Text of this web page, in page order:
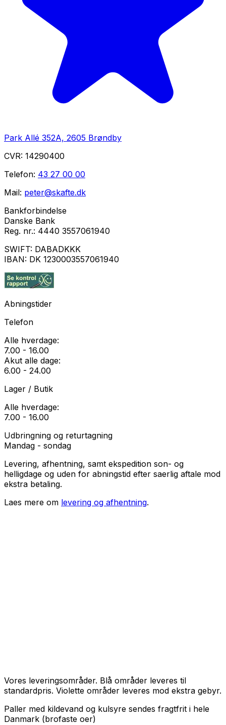
Park Allé 352A, 2605 Brøndby
CVR: 14290400
Telefon: 43 27 00 00
Mail: peter@skafte.dk
Bankforbindelse
Danske Bank
Reg. nr.: 4440 3557061940
SWIFT: DABADKKK
IBAN: DK 1230003557061940
Abningstider
Telefon
Alle hverdage:
7.00 - 16.00
Akut alle dage:
6.00 - 24.00
Lager / Butik
Alle hverdage:
7.00 - 16.00
Udbringning og returtagning
Mandag - sondag
Levering, afhentning, samt ekspedition son- og
helligdage og uden for abningstid efter saerlig aftale mod
ekstra betaling.
Laes mere om levering og afhentning.
Vores leveringsområder. Blå områder leveres til
standardpris. Violette områder leveres mod ekstra gebyr.
Paller med kildevand og kulsyre sendes fragtfrit i hele
Danmark (brofaste oer)